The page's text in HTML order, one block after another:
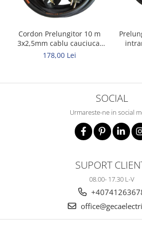
Cordon Prelungitor 10 m
3x2,5mm cablu cauciucat
Titanex
178,00 Lei
SOCIAL
Urmareste-ne in social
SUPORT
08.00- 17.30 L-V